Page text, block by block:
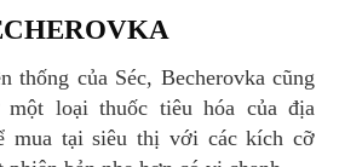
loại thuốc tiêu hóa của địa
mua tại siêu thị với các kích cỡ